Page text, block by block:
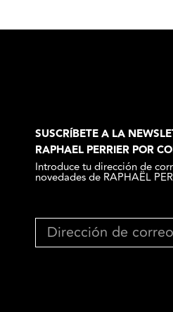
SUSCRÍBETE A LA
RAPHAEL PERRIER POR
Introduce tu dirección de
novedades de RAPHAËL